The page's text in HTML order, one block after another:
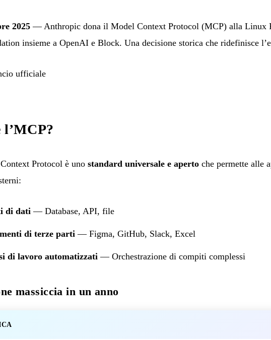
2025— Anthropic dona il Model Context Protocol (MCP) alla Linux
insieme a OpenAI e Block. Una decisione storica che ridefinisce
ufficiale
l’MCP?
Protocol è uno standard universale e aperto che permette alle
di dati — Database, API, file
di terze parti — Figma, GitHub, Slack, Excel
di lavoro automatizzati — Orchestrazione di compiti complessi
massiccia in un anno